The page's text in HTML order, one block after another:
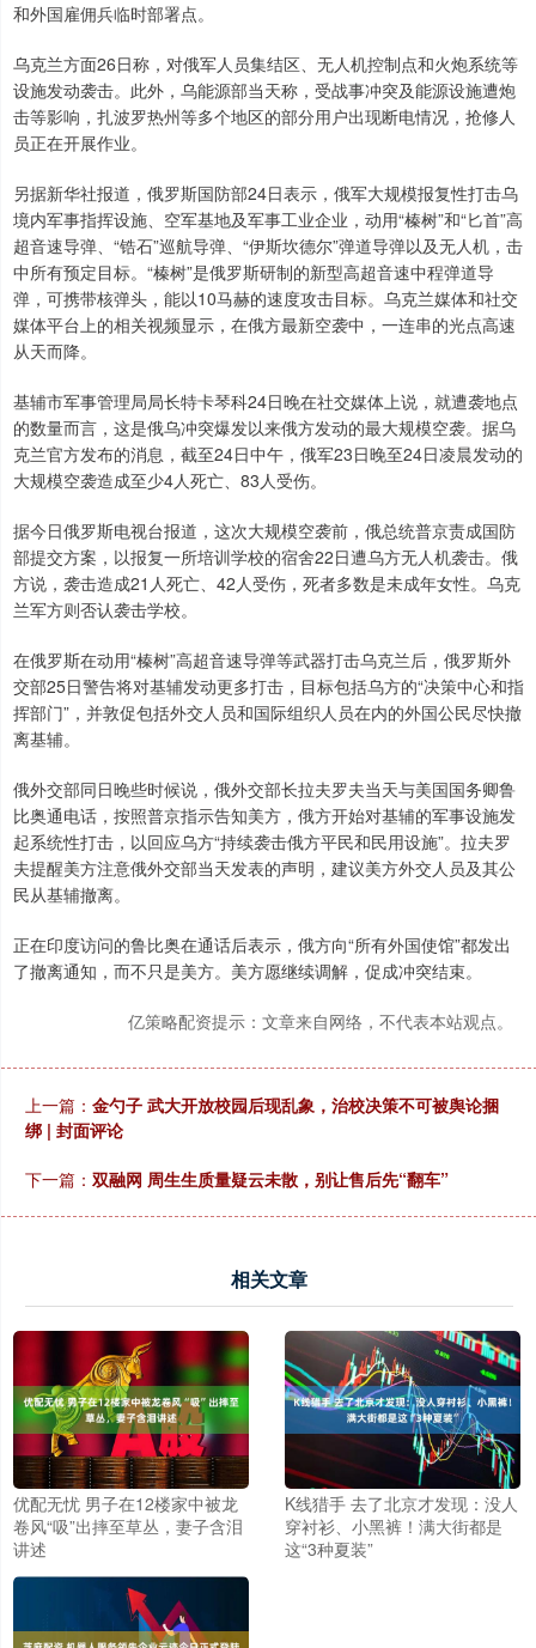
和外国雇佣兵临时部署点。
乌克兰方面26日称，对俄军人员集结区、无人机控制点和火炮系统等
设施发动袭击。此外，乌能源部当天称，受战事冲突及能源设施遭炮
击等影响，扎波罗热州等多个地区的部分用户出现断电情况，抢修人
员正在开展作业。
另据新华社报道，俄罗斯国防部24日表示，俄军大规模报复性打击乌
境内军事指挥设施、空军基地及军事工业企业，动用“榛树”和“匕首”高
超音速导弹、“锆石”巡航导弹、“伊斯坎德尔”弹道导弹以及无人机，击
中所有预定目标。“榛树”是俄罗斯研制的新型高超音速中程弹道导
弹，可携带核弹头，能以10马赫的速度攻击目标。乌克兰媒体和社交
媒体平台上的相关视频显示，在俄方最新空袭中，一连串的光点高速
从天而降。
基辅市军事管理局局长特卡琴科24日晚在社交媒体上说，就遭袭地点
的数量而言，这是俄乌冲突爆发以来俄方发动的最大规模空袭。据乌
克兰官方发布的消息，截至24日中午，俄军23日晚至24日凌晨发动的
大规模空袭造成至少4人死亡、83人受伤。
据今日俄罗斯电视台报道，这次大规模空袭前，俄总统普京责成国防
部提交方案，以报复一所培训学校的宿舍22日遭乌方无人机袭击。俄
方说，袭击造成21人死亡、42人受伤，死者多数是未成年女性。乌克
兰军方则否认袭击学校。
在俄罗斯在动用“榛树”高超音速导弹等武器打击乌克兰后，俄罗斯外
交部25日警告将对基辅发动更多打击，目标包括乌方的“决策中心和指
挥部门”，并敦促包括外交人员和国际组织人员在内的外国公民尽快撤
离基辅。
俄外交部同日晚些时候说，俄外交部长拉夫罗夫当天与美国国务卿鲁
比奥通电话，按照普京指示告知美方，俄方开始对基辅的军事设施发
起系统性打击，以回应乌方“持续袭击俄方平民和民用设施”。拉夫罗
夫提醒美方注意俄外交部当天发表的声明，建议美方外交人员及其公
民从基辅撤离。
正在印度访问的鲁比奥在通话后表示，俄方向“所有外国使馆”都发出
了撤离通知，而不只是美方。美方愿继续调解，促成冲突结束。
亿策略配资提示：文章来自网络，不代表本站观点。
上一篇： 金勺子 武大开放校园后现乱象，治校决策不可被舆论捆
绑 | 封面评论
下一篇： 双融网 周生生质量疑云未散，别让售后先“翻车”
相关文章
优配无忧 男子在12楼家中被龙
卷风“吸”出摔至草丛，妻子含泪
讲述
K线猎手 去了北京才发现：没人
穿衬衫、小黑裤！满大街都是
这“3种夏装”